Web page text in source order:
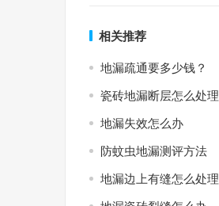
相关推荐
地漏疏通要多少钱？
瓷砖地漏断层怎么处理
地漏失效怎么办
防蚊虫地漏测评方法
地漏边上有缝怎么处理